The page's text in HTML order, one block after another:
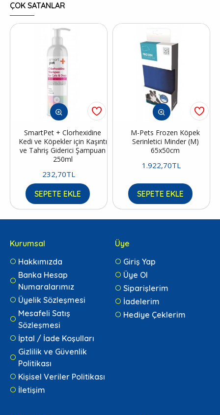
ÇOK SATANLAR
SmartPet + Clorhexidine
Kedi ve Köpekler için Kaşıntı
ve Tahriş Giderici Şampuan
250ml
232,70TL
SEPETE EKLE
M-Pets Frozen Köpek
Serinletici Minder (M)
65x50cm
1.922,70TL
SEPETE EKLE
Kurumsal
Hakkımızda
Banka Hesap
Numaralarımız
Üyelik Sözleşmesi
Mesafeli Satış
Sözleşmesi
İptal / İade Koşulları
Gizlilik ve Güvenlik
Politikası
Kişisel Veriler Politikası
İletişim
Üye
Giriş Yap
Üye Ol
Siparişlerim
İadelerim
Hediye Çeklerim